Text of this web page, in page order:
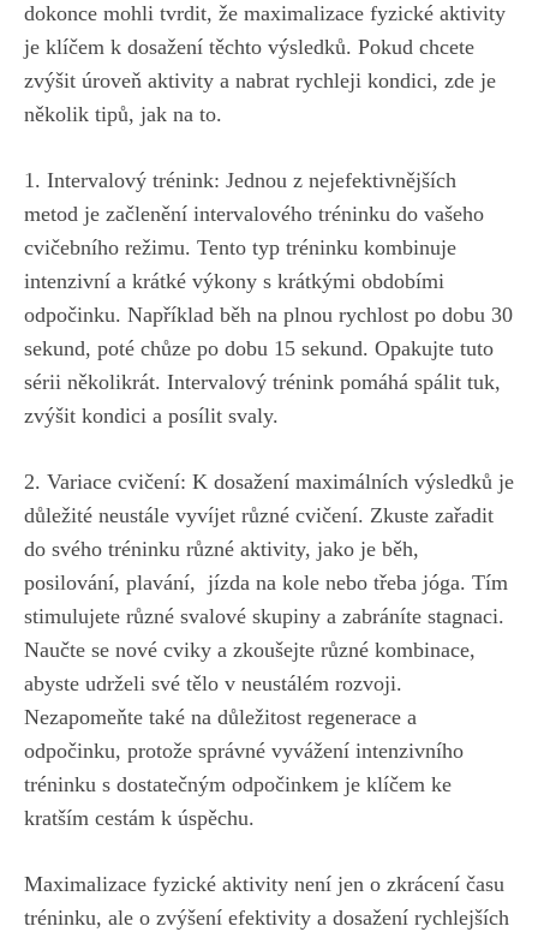
dokonce ⁣mohli tvrdit, ‌že ​maximalizace fyzické aktivity
je klíčem k⁣ dosažení těchto výsledků.⁤ Pokud chcete
zvýšit úroveň aktivity a nabrat rychleji kondici, zde je
několik ⁣tipů, jak na to.
1.​ Intervalový trénink: Jednou z nejefektivnějších‌
metod je začlenění intervalového ‍tréninku ‍do vašeho
cvičebního‍ režimu. Tento typ tréninku kombinuje
intenzivní a krátké výkony s krátkými obdobími
odpočinku. Například ​běh na‌ plnou rychlost po dobu 30⁣
sekund, ‌poté chůze po dobu 15 sekund. Opakujte tuto
sérii několikrát. Intervalový trénink pomáhá spálit tuk,‌
zvýšit kondici ‌a⁢ posílit svaly.
2. Variace ‍cvičení: K dosažení maximálních výsledků je
⁣důležité neustále vyvíjet‌ různé cvičení. Zkuste zařadit
do svého tréninku různé aktivity, jako je běh,
posilování, ⁤plavání, ‌ jízda na kole ‌nebo třeba ⁤jóga. Tím
stimulujete různé svalové skupiny a zabráníte stagnaci.
Naučte se nové cviky a zkoušejte různé kombinace,
abyste udrželi své‍ tělo⁣ v neustálém rozvoji. ​
Nezapomeňte také ⁣na důležitost regenerace a
odpočinku, protože správné vyvážení‌ intenzivního
tréninku s dostatečným odpočinkem je klíčem ⁣ke
kratším cestám k úspěchu.
Maximalizace fyzické aktivity není jen o zkrácení času
tréninku, ale o zvýšení efektivity a dosažení rychlejších​